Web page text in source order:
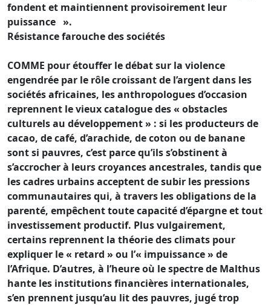
fondent et maintiennent provisoirement leur
puissance ».
Résistance farouche des sociétés
COMME pour étouffer le débat sur la violence
engendrée par le rôle croissant de l’argent dans les
sociétés africaines, les anthropologues d’occasion
reprennent le vieux catalogue des « obstacles
culturels au développement » : si les producteurs de
cacao, de café, d’arachide, de coton ou de banane
sont si pauvres, c’est parce qu’ils s’obstinent à
s’accrocher à leurs croyances ancestrales, tandis que
les cadres urbains acceptent de subir les pressions
communautaires qui, à travers les obligations de la
parenté, empêchent toute capacité d’épargne et tout
investissement productif. Plus vulgairement,
certains reprennent la théorie des climats pour
expliquer le « retard » ou l’« impuissance » de
l’Afrique. D’autres, à l’heure où le spectre de Malthus
hante les institutions financières internationales,
s’en prennent jusqu’au lit des pauvres, jugé trop